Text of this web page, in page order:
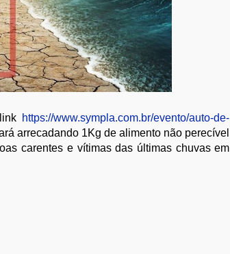
https://www.sympla.com.br/evento/auto-de-
arrecadando 1Kg de alimento não perecível
carentes e vítimas das últimas chuvas em